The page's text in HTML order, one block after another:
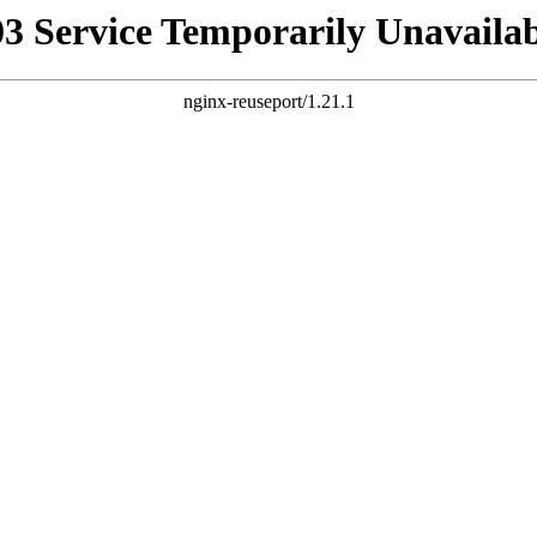
Service Temporarily
nginx-reuseport/1.21.1